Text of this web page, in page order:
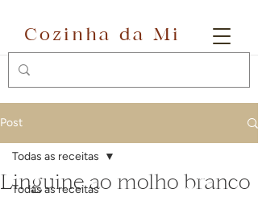
Cozinha da Mi
Post
Todas as receitas
Todas as receitas
Linguine ao molho branco